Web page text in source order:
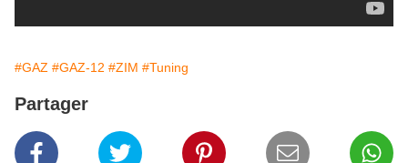
#GAZ #GAZ-12 #ZIM #Tuning
Partager